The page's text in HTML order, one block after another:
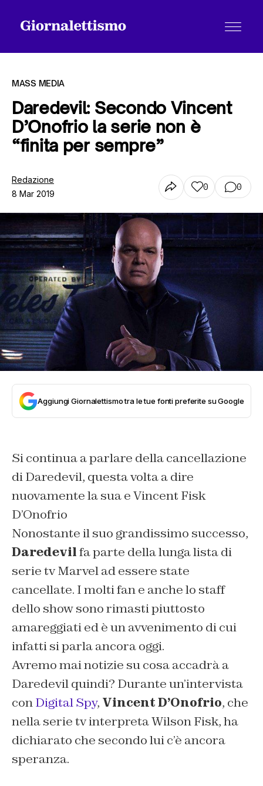
Tutti gli articoli
Chi siamo
Contatti
MASS MEDIA
Daredevil: Secondo Vincent
D’Onofrio la serie non è
“finita per sempre”
Redazione
8 Mar 2019
0 0
Aggiungi Giornalettismo tra le tue fonti preferite su Google
Si continua a parlare della cancellazione
di Daredevil, questa volta a dire
nuovamente la sua e Vincent Fisk
D’Onofrio
Nonostante il suo grandissimo successo,
Daredevilfa parte della lunga lista di
serie tv Marvel ad essere state
cancellate. I molti fan e anche lo staff
dello show sono rimasti piuttosto
amareggiati ed è un avvenimento di cui
infatti si parla ancora oggi.
Avremo mai notizie su cosa accadrà a
Daredevil quindi? Durante un’intervista
conDigital Spy, Vincent D’Onofrio, che
nella serie tv interpreta Wilson Fisk, ha
dichiarato che secondo lui c’è ancora
speranza.